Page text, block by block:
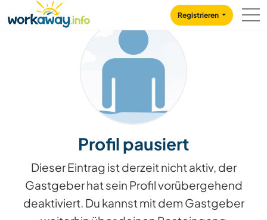
CONTENT
MAIN NAVIGATION
Registrieren
Profil pausiert
Dieser Eintrag ist derzeit nicht aktiv, der
Gastgeber hat sein Profil vorübergehend
deaktiviert. Du kannst mit dem Gastgeber